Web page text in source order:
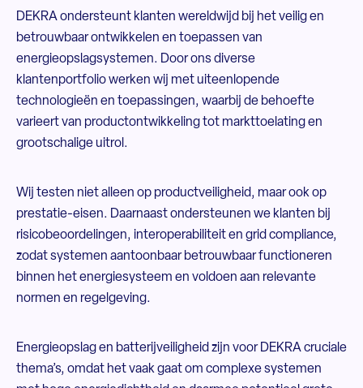
DEKRA ondersteunt klanten wereldwijd bij het veilig en
betrouwbaar ontwikkelen en toepassen van
energieopslagsystemen. Door ons diverse
klantenportfolio werken wij met uiteenlopende
technologieën en toepassingen, waarbij de behoefte
varieert van productontwikkeling tot markttoelating en
grootschalige uitrol.
Wij testen niet alleen op productveiligheid, maar ook op
prestatie-eisen. Daarnaast ondersteunen we klanten bij
risicobeoordelingen, interoperabiliteit en grid compliance,
zodat systemen aantoonbaar betrouwbaar functioneren
binnen het energiesysteem en voldoen aan relevante
normen en regelgeving.
Energieopslag en batterijveiligheid zijn voor DEKRA cruciale
thema’s, omdat het vaak gaat om complexe systemen